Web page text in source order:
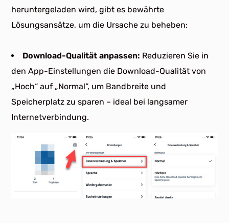
heruntergeladen wird, gibt es bewährte
Lösungsansätze, um die Ursache zu beheben:
Download-Qualität anpassen: Reduzieren Sie in
den App-Einstellungen die Download-Qualität von
„Hoch“ auf „Normal“, um Bandbreite und
Speicherplatz zu sparen – ideal bei langsamer
Internetverbindung.